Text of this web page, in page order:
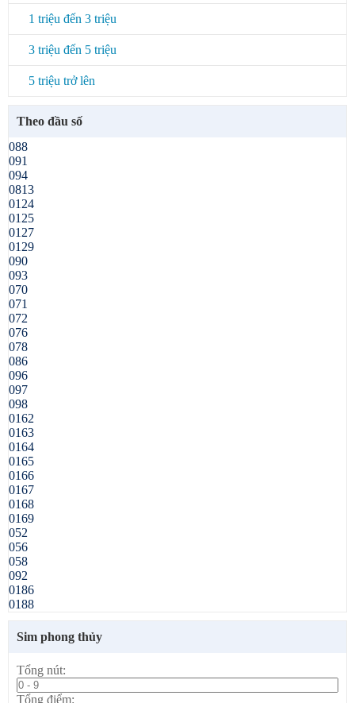
1 triệu đến 3 triệu
3 triệu đến 5 triệu
5 triệu trở lên
Theo đầu số
088
091
094
0813
0124
0125
0127
0129
090
093
070
071
072
076
078
086
096
097
098
0162
0163
0164
0165
0166
0167
0168
0169
052
056
058
092
0186
0188
Sim phong thủy
Tổng nút:
Tổng điểm: